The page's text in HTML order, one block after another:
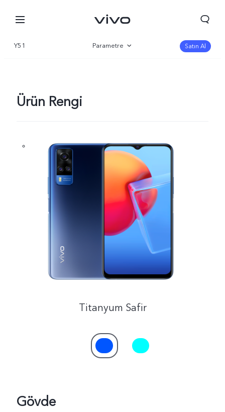
Türkiye | Ülke/bölge seçin
Y51 Parametre Satın Al
Ürün Rengi
Titanyum Safir
Gövde